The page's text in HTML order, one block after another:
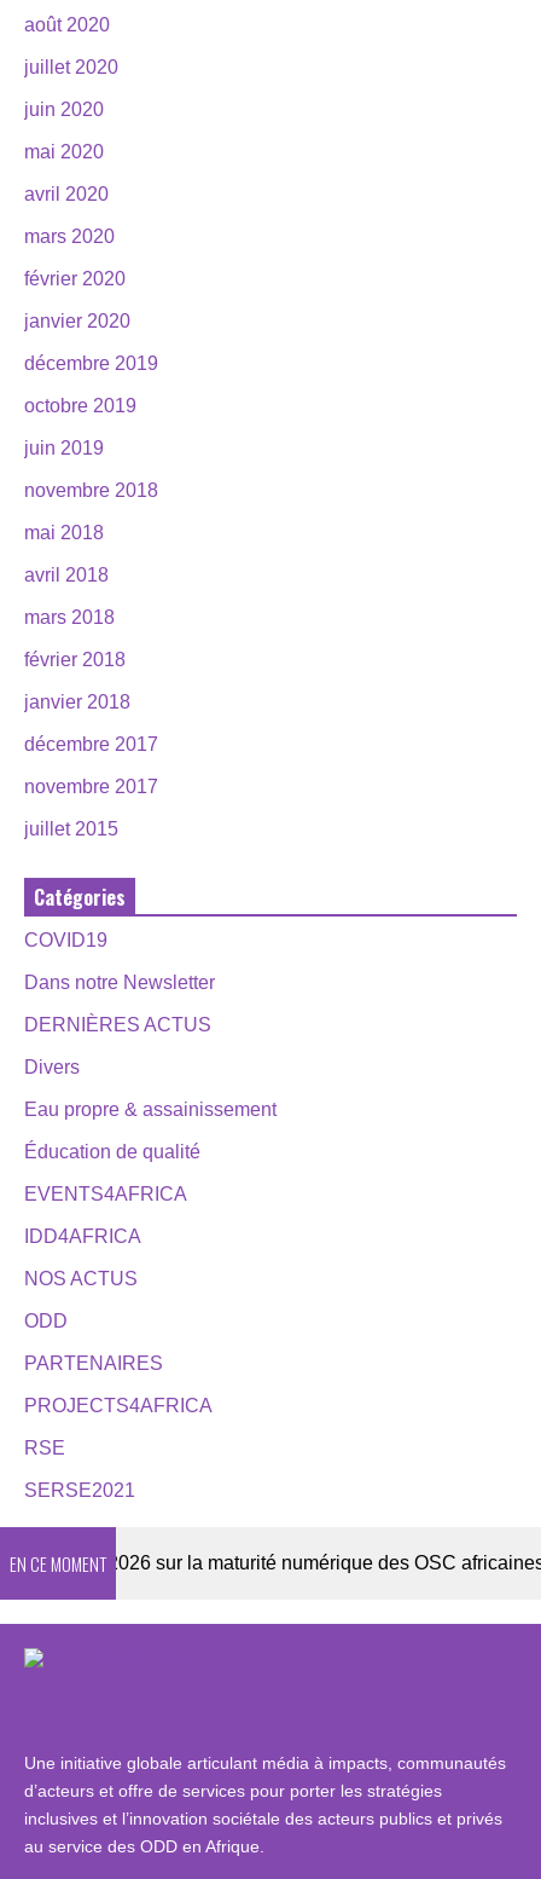
août 2020
juillet 2020
juin 2020
mai 2020
avril 2020
mars 2020
février 2020
janvier 2020
décembre 2019
octobre 2019
juin 2019
novembre 2018
mai 2018
avril 2018
mars 2018
février 2018
janvier 2018
décembre 2017
novembre 2017
juillet 2015
Catégories
COVID19
Dans notre Newsletter
DERNIÈRES ACTUS
Divers
Eau propre & assainissement
Éducation de qualité
EVENTS4AFRICA
IDD4AFRICA
NOS ACTUS
ODD
PARTENAIRES
PROJECTS4AFRICA
RSE
SERSE2021
EN CE MOMENT2026 sur la maturité numérique des OSC africaines
Une initiative globale articulant média à impacts, communautés
d’acteurs et offre de services pour porter les stratégies
inclusives et l’innovation sociétale des acteurs publics et privés
au service des ODD en Afrique.